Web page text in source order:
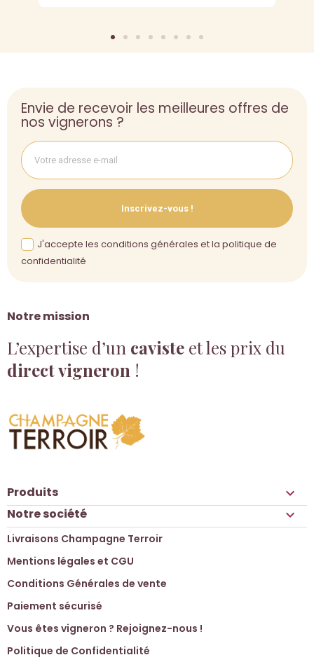
Notre mission
L’expertise d’un caviste et les prix du
direct vigneron !
Envie de recevoir les meilleures offres de
nos vignerons ?
Inscrivez-vous !
J'accepte les conditions générales et la politique de
confidentialité
Produits 
Notre société 
Livraisons Champagne Terroir
Mentions légales et CGU
Conditions Générales de vente
Paiement sécurisé
Vous êtes vigneron ? Rejoignez-nous !
Politique de Confidentialité